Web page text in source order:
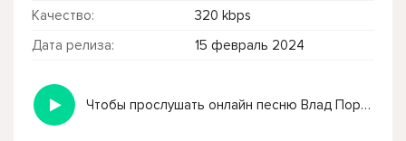
Качество:
320 kbps
Дата релиза:
15 февраль 2024
Чтобы прослушать онлайн песню Влад Порфиров - I LOVE YOU нажмите на кнопку плей с светом зелений